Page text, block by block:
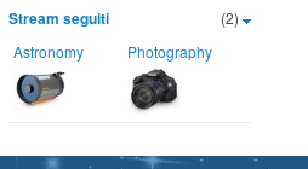
(2)
Stream seguiti
Astronomy Photography